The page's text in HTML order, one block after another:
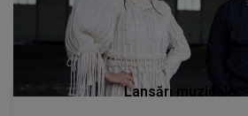
Lansări muzicale